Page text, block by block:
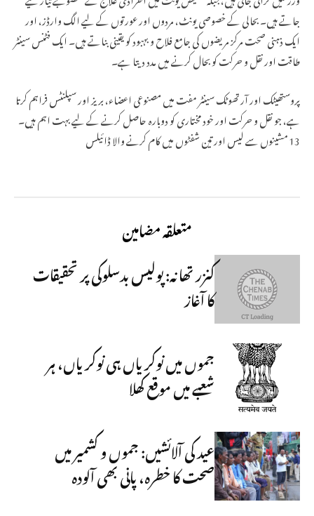
جاتے ہیں۔ بحالی کے خصوصی یونٹ، مردوں اور عورتوں کے لیے الگ وارڈز، اور
ایک ذہنی صحت مرکز مریضوں کی جامع فلاح و بہبود کو یقینی بناتے ہیں۔ ایک فٹنس سینٹر
طاقت اور نقل و حرکت کو بحال کرنے میں مدد دیتا ہے۔
پروستھیٹک اور آرتھوٹک سینٹر مفت میں مصنوعی اعضاء، بریز اور سپلنٹس فراہم کرتا
ہے، جو نقل و حرکت اور خود مختاری کو دوبارہ حاصل کرنے کے لیے بہت اہم ہیں۔
متعلقہ مضامین
کنزر تھانہ: پولیس بدسلوکی پر تحقیقات
کا آغاز
جموں میں نوکریاں ہی نوکریاں، ہر
شعبے میں موقع کھلا
عید کی آلائشیں: جموں و کشمیر میں
صحت کا خطرہ، پانی بھی آلودہ